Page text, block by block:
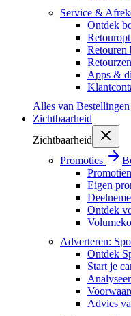
Service &
Ontdek
Retouren
Apps &
Alles van
Zichtbaarheid
Zichtbaarheid
Promoties
Eigen
Ontdek
Adverteren:
Ontdek
Start je
Advies